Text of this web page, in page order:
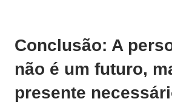
Conclusão: A
não é um futuro,
presente